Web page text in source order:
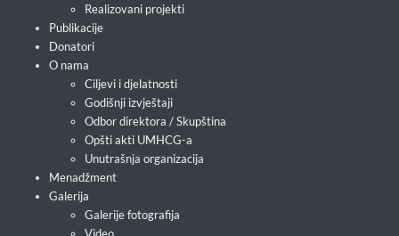
Realizovani projekti
Publikacije
Donatori
O nama
Ciljevi i djelatnosti
Godišnji izvještaji
Odbor direktora / Skupština
Opšti akti UMHCG-a
Unutrašnja organizacija
Menadžment
Galerija
Galerije fotografija